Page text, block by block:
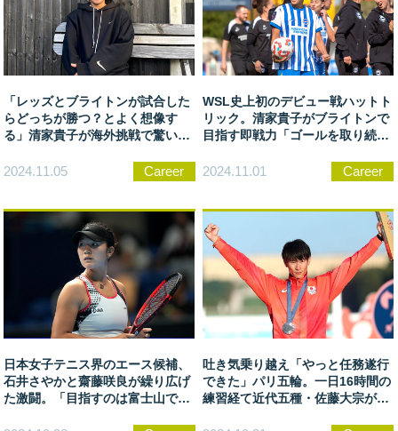
「レッズとブライトンが試合した
らどっちが勝つ？とよく想像す
る」清家貴子が海外挑戦で驚いた
2024.11.05 Career
WSL史上初のデビュー戦ハットト
リック。清家貴子がブライトンで
目指す即戦力「ゴールを取り続け
2024.11.01 Career
日本女子テニス界のエース候補、
石井さやかと齋藤咲良が繰り広げ
た激闘。「目指すのは富士山では
吐き気乗り越え「やっと任務遂行
できた」パリ五輪。一日16時間の
練習経て近代五種・佐藤大宗が磨